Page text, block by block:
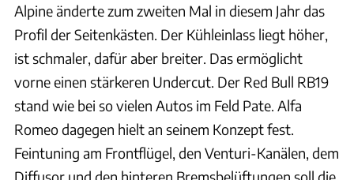
Alpine änderte zum zweiten Mal in diesem Jahr das
Profil der Seitenkästen. Der Kühleinlass liegt höher,
ist schmaler, dafür aber breiter. Das ermöglicht
vorne einen stärkeren Undercut. Der Red Bull RB19
stand wie bei so vielen Autos im Feld Pate. Alfa
Romeo dagegen hielt an seinem Konzept fest.
Feintuning am Frontflügel, den Venturi-Kanälen, dem
Diffusor und den hinteren Bremsbelüftungen soll die